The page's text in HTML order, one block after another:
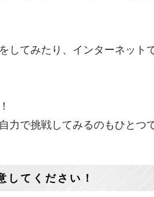
してみたり、インターネット
力で挑戦してみるのもひとつで
してください！